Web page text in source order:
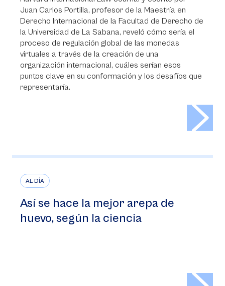
Juan Carlos Portilla, profesor de la Maestría en
Derecho Internacional de la Facultad de Derecho de
la Universidad de La Sabana, reveló cómo sería el
proceso de regulación global de las monedas
virtuales a través de la creación de una
organización internacional, cuáles serían esos
puntos clave en su conformación y los desafíos que
representaría.
AL DÍA
Así se hace la mejor arepa de
huevo, según la ciencia